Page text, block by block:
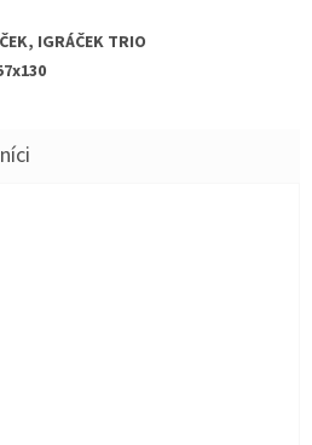
IGRÁČEK TRIO
je 5 z 5 hvězdiček.
je 5 z 5 hvězdiček.